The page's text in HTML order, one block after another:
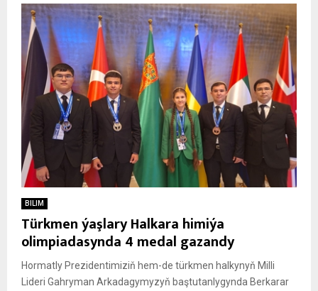
BILIM
Türkmen ýaşlary Halkara himiýa
olimpiadasynda 4 medal gazandy
Hormatly Prezidentimiziň hem-de türkmen halkynyň Milli
Lideri Gahryman Arkadagymyzyň baştutanlygynda Berkarar